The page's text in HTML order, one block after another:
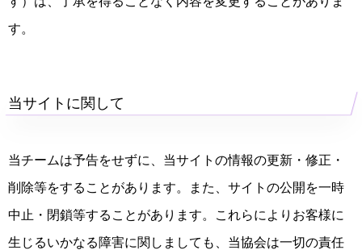
す。
当サイトに関して
当チームは予告をせずに、当サイトの情報の更新・修正・
削除等をすることがあります。また、サイトの公開を一時
中止・閉鎖等することがあります。これらによりお客様に
生じるいかなる障害に関しましても、当協会は一切の責任